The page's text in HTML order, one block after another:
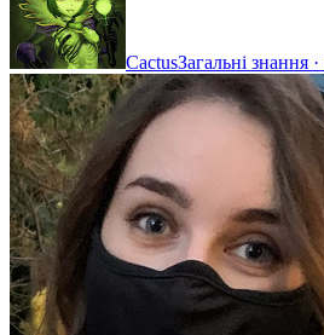
CactusЗагальні знання